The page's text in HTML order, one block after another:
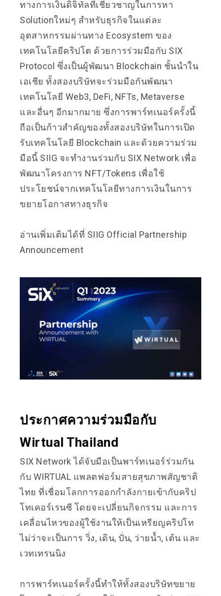
ทางการเงินดิจิทัลที่เชี่ยวชาญในการหา
Solutionใหม่ๆ สำหรับธุรกิจในแต่ละ
อุตสาหกรรมผ่านทาง Ecosystem ของ
เทคโนโลยีคริปโต ด้วยการร่วมมือกับ SIX
Protocol ซึ่งเป็นผู้พัฒนา Blockchain ชั้นนำใน
เอเชีย ทั้งสองบริษัทจะร่วมมือกันพัฒนา
เทคโนโลยี Web3, DeFi, NFTs, Metaverse
และอื่นๆ อีกมากมาย ซึ่งการพาร์ทเนอร์ครั้งนี้
ถือเป็นก้าวสำคัญของทั้งสองบริษัทในการเปิด
รับเทคโนโลยี Blockchain และด้วยความร่วม
มือนี้ SIIG จะทำงานร่วมกับ SIX Network เพื่อ
พัฒนาโครงการ NFT/Tokens เพื่อใช้
ประโยชน์จากเทคโนโลยีทางการเงินในการ
ขยายโอกาสทางธุรกิจ
อ่านเพิ่มเติมได้ที่ SIIG Official Partnership
Announcement
ประกาศความร่วมมือกับ
Wirtual Thailand
SIX Network ได้จับมือเป็นพาร์ทเนอร์ร่วมกัน
กับ WIRTUAL แพลตฟอร์มสายสุขภาพสัญชาติ
ไทย ที่เชื่อมโลกการออกกำลังกายเข้ากับคริป
โทเคอร์เรนซี โดยจะเปลี่ยนกิจกรรม และการ
เคลื่อนไหวของผู้ใช้งานให้เป็นเหรียญคริปโท
ไม่ว่าจะเป็นการ วิ่ง, เดิน, ปั่น, ว่ายน้ำ, เต้น และ
เวทเทรนนิง
การพาร์ทเนอร์ครั้งนี้ทำให้ทั้งสองบริษัทขยาย